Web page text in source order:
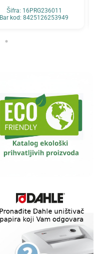
Šifra: 16PRG236011
Bar kod: 8425126253949